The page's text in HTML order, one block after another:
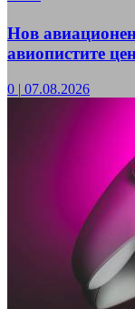
Нов
авиопистите
0 | 07.08.2026